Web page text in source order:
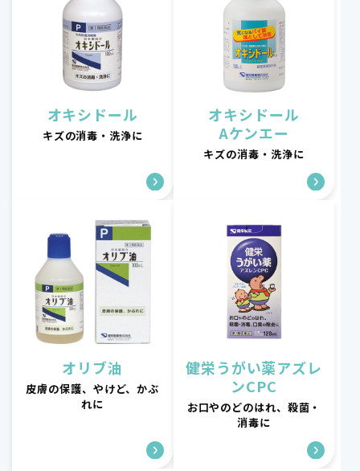
オキシドール
キズの消毒・洗浄に
オキシドール
Aケンエー
キズの消毒・洗浄に
オリブ油
皮膚の保護、やけど、かぶ
れに
健栄うがい薬アズレ
ンCPC
お口やのどのはれ、殺菌・
消毒に